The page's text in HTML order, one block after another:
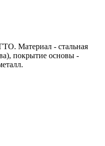
Материал - стальная
покрытие основы -